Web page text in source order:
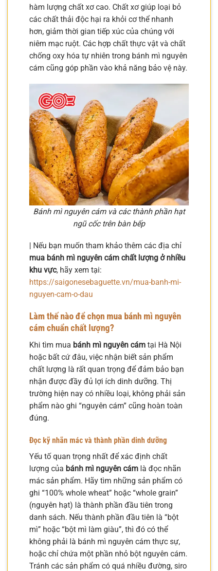
hàm lượng chất xơ cao. Chất xơ giúp loại bỏ
các chất thải độc hại ra khỏi cơ thể nhanh
hơn, giảm thời gian tiếp xúc của chúng với
niêm mạc ruột. Các hợp chất thực vật và chất
chống oxy hóa tự nhiên trong bánh mì nguyên
cám cũng góp phần vào khả năng bảo vệ này.
Bánh mì nguyên cám và các thành phần hạt
ngũ cốc trên bàn bếp
| Nếu bạn muốn tham khảo thêm các địa chỉ
mua bánh mì nguyên cám chất lượng ở nhiều
khu vực, hãy xem tại:
https://saigonesebaguette.vn/mua-banh-mi-
nguyen-cam-o-dau
Làm thế nào để chọn mua bánh mì nguyên
cám chuẩn chất lượng?
Khi tìm mua bánh mì nguyên cám tại Hà Nội
hoặc bất cứ đâu, việc nhận biết sản phẩm
chất lượng là rất quan trọng để đảm bảo bạn
nhận được đầy đủ lợi ích dinh dưỡng. Thị
trường hiện nay có nhiều loại, không phải sản
phẩm nào ghi “nguyên cám” cũng hoàn toàn
đúng.
Đọc kỹ nhãn mác và thành phần dinh dưỡng
Yếu tố quan trọng nhất để xác định chất
lượng của bánh mì nguyên cám là đọc nhãn
mác sản phẩm. Hãy tìm những sản phẩm có
ghi “100% whole wheat” hoặc “whole grain”
(nguyên hạt) là thành phần đầu tiên trong
danh sách. Nếu thành phần đầu tiên là “bột
mì” hoặc “bột mì làm giàu”, thì đó có thể
không phải là bánh mì nguyên cám thực sự,
hoặc chỉ chứa một phần nhỏ bột nguyên cám.
Tránh các sản phẩm có quá nhiều đường, siro